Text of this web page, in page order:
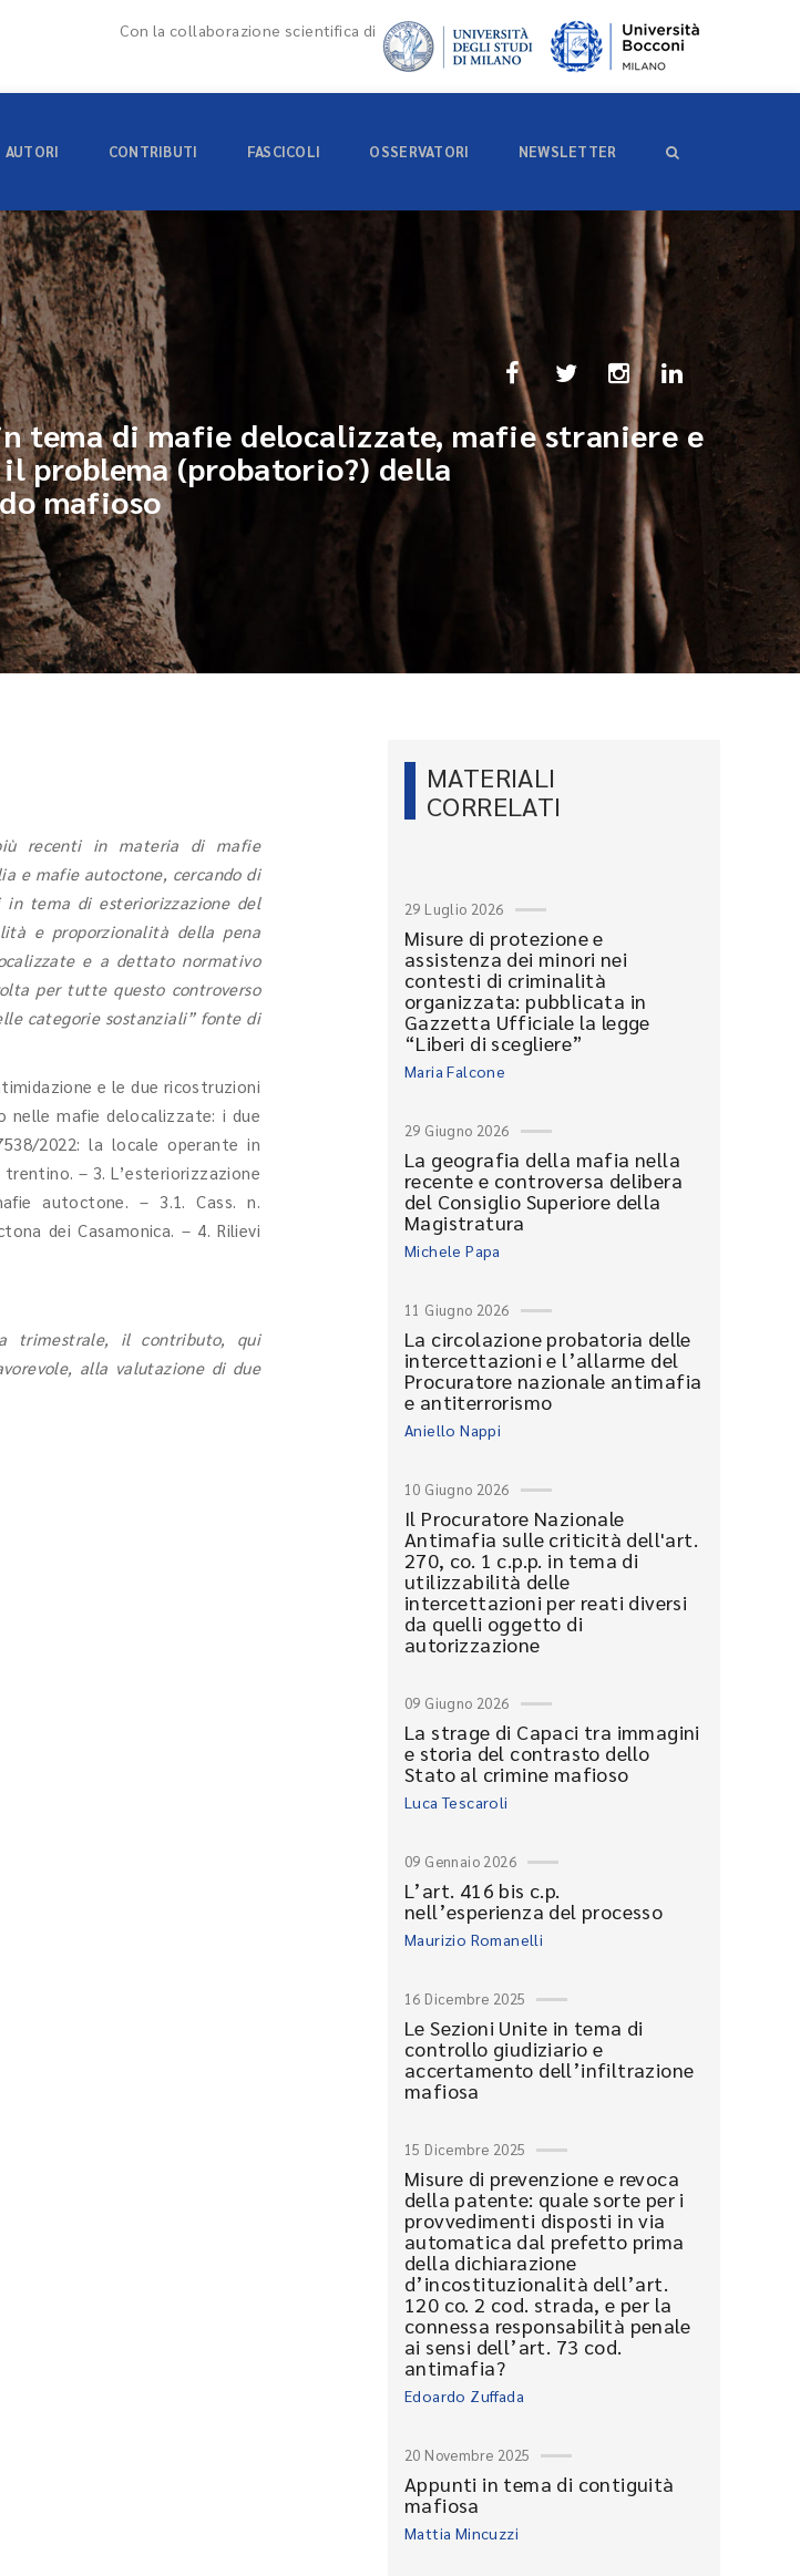
Con la collaborazione scientifica di
AUTORI CONTRIBUTI FASCICOLI OSSERVATORI NEWSLETTER
tema di mafie delocalizzate, mafie straniere e
problema (probatorio?) della
mafioso
recenti in materia di mafie
e mafie autoctone, cercando di
tema di esteriorizzazione del
e proporzionalità della pena
e a dettato normativo
per tutte questo controverso
categorie sostanziali” fonte di
e le due ricostruzioni
nelle mafie delocalizzate: i due
2022: la locale operante in
– 3. L’esteriorizzazione
autoctone. – 3.1. Cass. n.
dei Casamonica. – 4. Rilievi
trimestrale, il contributo, qui
alla valutazione di due
MATERIALI
CORRELATI
29 Luglio 2026
Misure di protezione e
assistenza dei minori nei
contesti di criminalità
organizzata: pubblicata in
Gazzetta Ufficiale la legge
“Liberi di scegliere”
Maria Falcone
29 Giugno 2026
La geografia della mafia nella
recente e controversa delibera
del Consiglio Superiore della
Magistratura
Michele Papa
11 Giugno 2026
La circolazione probatoria delle
intercettazioni e l’allarme del
Procuratore nazionale antimafia
e antiterrorismo
Aniello Nappi
10 Giugno 2026
Il Procuratore Nazionale
Antimafia sulle criticità dell'art.
270, co. 1 c.p.p. in tema di
utilizzabilità delle
intercettazioni per reati diversi
da quelli oggetto di
autorizzazione
09 Giugno 2026
La strage di Capaci tra immagini
e storia del contrasto dello
Stato al crimine mafioso
Luca Tescaroli
09 Gennaio 2026
L’art. 416 bis c.p.
nell’esperienza del processo
Maurizio Romanelli
16 Dicembre 2025
Le Sezioni Unite in tema di
controllo giudiziario e
accertamento dell’infiltrazione
mafiosa
15 Dicembre 2025
Misure di prevenzione e revoca
della patente: quale sorte per i
provvedimenti disposti in via
automatica dal prefetto prima
della dichiarazione
d’incostituzionalità dell’art.
120 co. 2 cod. strada, e per la
connessa responsabilità penale
ai sensi dell’art. 73 cod.
antimafia?
Edoardo Zuffada
20 Novembre 2025
Appunti in tema di contiguità
mafiosa
Mattia Mincuzzi